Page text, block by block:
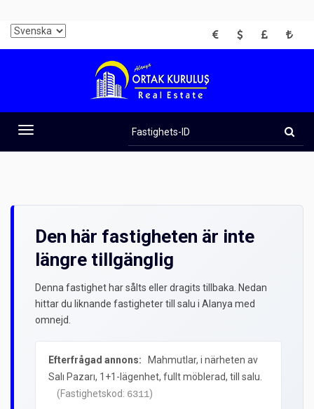
EUR USD GBP TRY
Toggle
navigation
ID
Den här fastigheten är inte
längre tillgänglig
Denna fastighet har sålts eller dragits tillbaka. Nedan
hittar du liknande fastigheter till salu i Alanya med
omnejd.
Efterfrågad annons:
Mahmutlar, i närheten av
Salı Pazarı, 1+1-lägenhet, fullt möblerad, till salu.
(Fastighetskod: 6311)